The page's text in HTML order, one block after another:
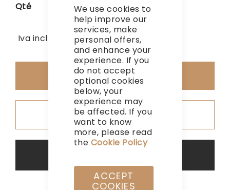
We use cookies to
help improve our
services, make
personal offers,
and enhance your
experience. If you
do not accept
optional cookies
below, your
experience may
be affected. If you
want to know
more, please read
theCookie Policy
ACCEPT
COOKIES
Qté
1 491,57 €
Iva inclusa Hors TVA
Ajouter au panier
Ajouter au devis